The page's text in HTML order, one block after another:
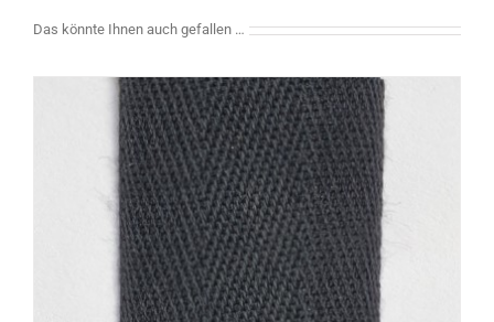
Das könnte Ihnen auch gefallen …